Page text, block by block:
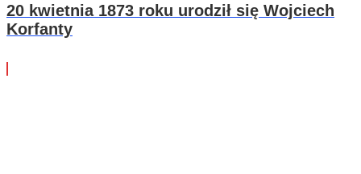
20 kwietnia 1873 roku urodził się Wojciech
Korfanty